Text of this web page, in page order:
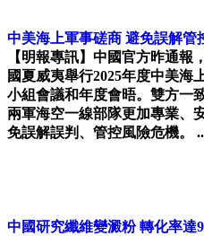
中美海上軍事磋商 避免誤解管
【明報專訊】中國官方昨通報
國夏威夷舉行2025年度中美海
小組會議和年度會晤。雙方一
兩軍海空一線部隊更加專業、
免誤解誤判、管控風險危機。
中國研究纖維變澱粉 轉化率達